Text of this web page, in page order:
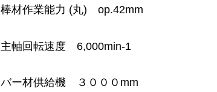
棒材作業能力 (丸) op.42mm
主軸回転速度 6,000min-1
バー材供給機 ３０００mm